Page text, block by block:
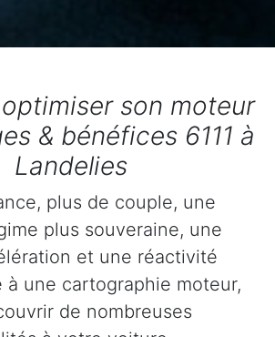
son moteur
& bénéfices 6111 à
Landelies
plus de couple, une
plus souveraine, une
et une réactivité
à une cartographie moteur,
de nombreuses